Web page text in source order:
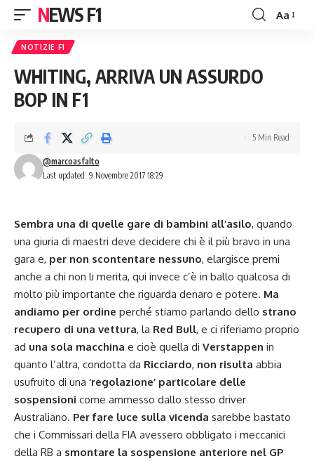
NEWS F1
Font
Aa
NOTIZIE F1
WHITING, ARRIVA UN ASSURDO
BOP IN F1
Last updated: 9 Novembre 2017 18:29
@marcoasfalto
5 Min Read
Sembra una di quelle gare di bambini all’asilo, quando
una giuria di maestri deve decidere chi è il più bravo in una
gara e, per non scontentare nessuno, elargisce premi
anche a chi non li merita, qui invece c’è in ballo qualcosa di
molto più importante che riguarda denaro e potere. Ma
andiamo per ordine perché stiamo parlando dello strano
recupero di una vettura, la Red Bull, e ci riferiamo proprio
ad una sola macchina e cioè quella di Verstappen in
quanto l’altra, condotta da Ricciardo, non risulta abbia
usufruito di una ‘regolazione’ particolare delle
sospensioni come ammesso dallo stesso driver
Australiano. Per fare luce sulla vicenda sarebbe bastato
che i Commissari della FIA avessero obbligato i meccanici
della RB a smontare la sospensione anteriore nel GP